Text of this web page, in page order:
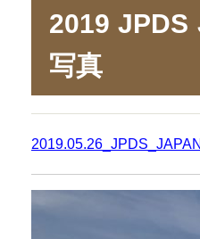
2019
写真